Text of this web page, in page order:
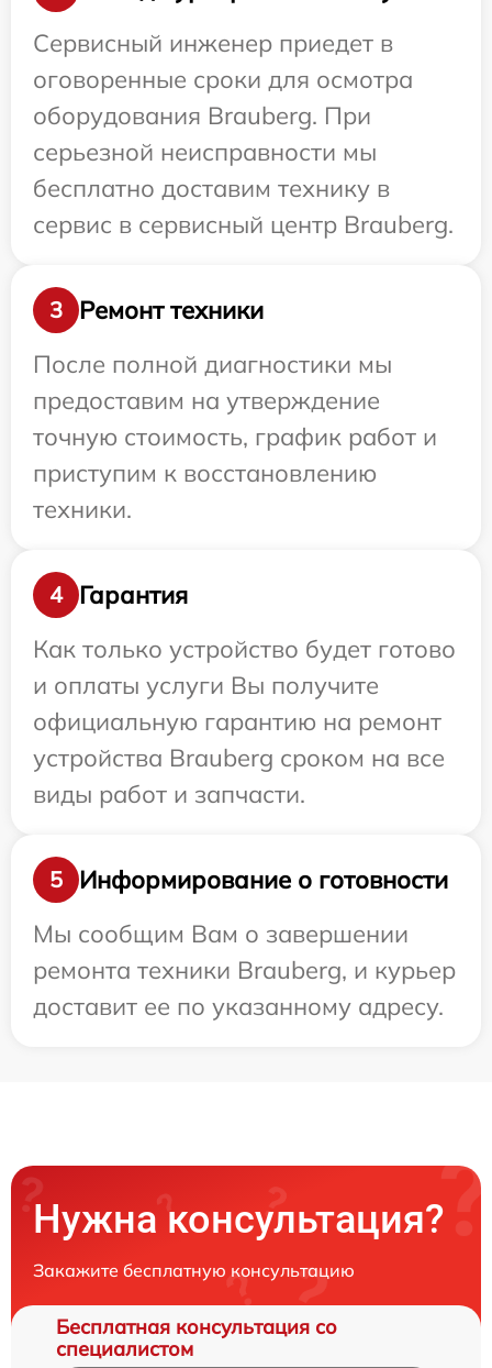
Сервисный инженер приедет в
оговоренные сроки для осмотра
оборудования Brauberg. При
серьезной неисправности мы
бесплатно доставим технику в
сервис в сервисный центр Brauberg.
3
Ремонт техники
После полной диагностики мы
предоставим на утверждение
точную стоимость, график работ и
приступим к восстановлению
техники.
4
Гарантия
Как только устройство будет готово
и оплаты услуги Вы получите
официальную гарантию на ремонт
устройства Brauberg сроком на все
виды работ и запчасти.
5
Информирование о готовности
Мы сообщим Вам о завершении
ремонта техники Brauberg, и курьер
доставит ее по указанному адресу.
Нужна консультация?
Закажите бесплатную консультацию
Бесплатная консультация со
специалистом